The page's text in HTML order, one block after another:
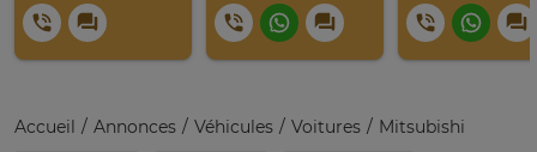
Accueil Annonces Véhicules Voitures
Mitsubishi